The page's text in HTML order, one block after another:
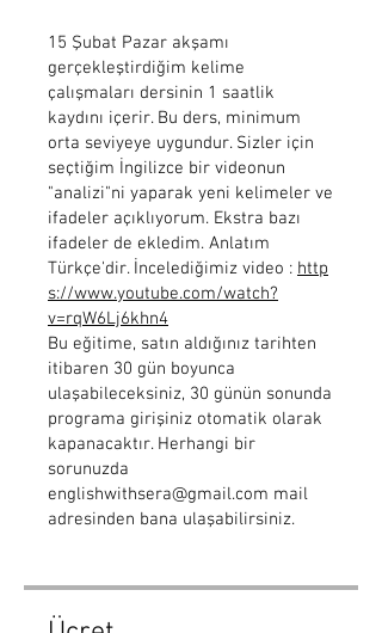
15 Şubat Pazar akşamı
gerçekleştirdiğim kelime
çalışmaları dersinin 1 saatlik
kaydını içerir. Bu ders, minimum
orta seviyeye uygundur. Sizler için
seçtiğim İngilizce bir videonun
"analizi"ni yaparak yeni kelimeler ve
ifadeler açıklıyorum. Ekstra bazı
ifadeler de ekledim. Anlatım
Türkçe'dir. İncelediğimiz video : http
s://www.youtube.com/watch?
v=rqW6Lj6khn4
Bu eğitime, satın aldığınız tarihten
itibaren 30 gün boyunca
ulaşabileceksiniz, 30 günün sonunda
programa girişiniz otomatik olarak
kapanacaktır. Herhangi bir
sorunuzda
englishwithsera@gmail.com mail